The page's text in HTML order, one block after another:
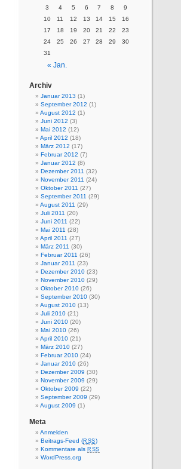
« Jan.
3
4 5 6 7 8
9
10
11 12 13 14 15
16
17
18 19 20 21 22
23
24
25 26 27 28 29
30
31
Archiv
Januar 2013 (1)
September 2012 (1)
August 2012 (1)
Juni 2012 (3)
Mai 2012 (12)
April 2012 (18)
März 2012 (17)
Februar 2012 (7)
Januar 2012 (8)
Dezember 2011 (32)
November 2011 (24)
Oktober 2011 (27)
September 2011 (29)
August 2011 (29)
Juli 2011 (20)
Juni 2011 (22)
Mai 2011 (28)
April 2011 (27)
März 2011 (30)
Februar 2011 (26)
Januar 2011 (23)
Dezember 2010 (23)
November 2010 (29)
Oktober 2010 (26)
September 2010 (30)
August 2010 (13)
Juli 2010 (21)
Juni 2010 (20)
Mai 2010 (26)
April 2010 (21)
März 2010 (27)
Februar 2010 (24)
Januar 2010 (26)
Dezember 2009 (30)
November 2009 (29)
Oktober 2009 (22)
September 2009 (29)
August 2009 (1)
Meta
Anmelden
Beitrags-Feed (RSS)
Kommentare als RSS
WordPress.org